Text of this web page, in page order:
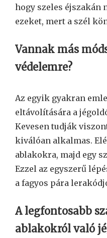
hogy szeles éjszakán
ezeket, mert a szél
Vannak más
védelemre?
Az egyik gyakran
eltávolítására a
Kevesen tudják
kiválóan alkalmas.
ablakokra, majd egy
Ezzel az egyszerű
a fagyos pára
A legfontosabb
ablakokról való